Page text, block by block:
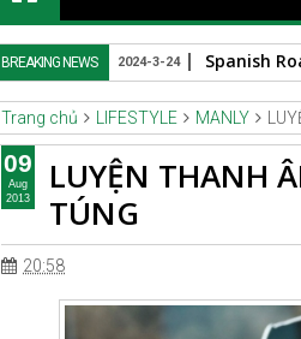
BREAKING NEWS Spanish
2024-3-24
Trang chủ LIFESTYLE MANLY
LUYỆN THANH
TÚNG
20:58
09
Aug
2013